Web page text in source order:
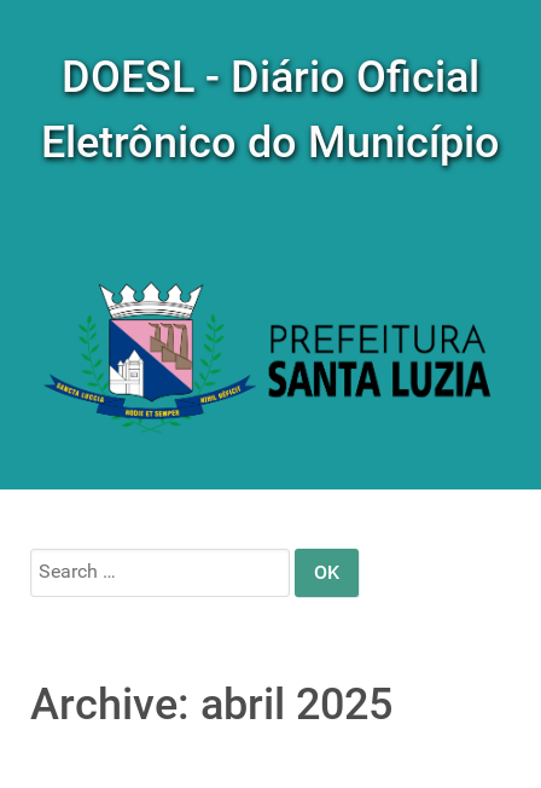
DOESL - Diário Oficial
Eletrônico do Município
Search
for:
Archive: abril 2025